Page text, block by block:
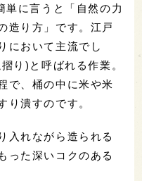
単に言うと「自然の力
造り方」です。江戸
において主流でし
り)と呼ばれる作業。
で、桶の中に米や米
り潰すのです。
入れながら造られる
った深いコクのある